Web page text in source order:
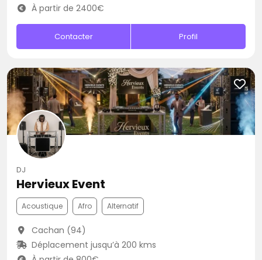
À partir de 2400€
Contacter Profil
DJ
Hervieux Event
Acoustique Afro Alternatif
Cachan (94)
Déplacement jusqu’à 200 kms